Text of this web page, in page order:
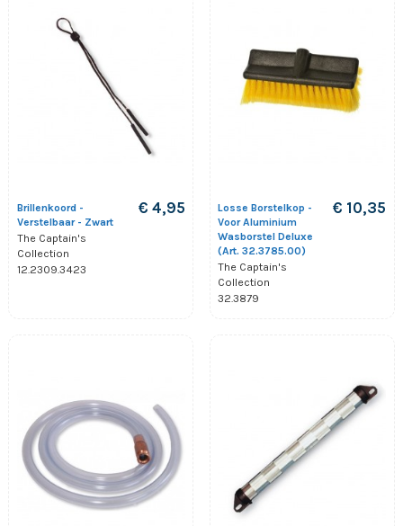
Brillenkoord -
Verstelbaar - Zwart
The Captain's
Collection
12.2309.3423
€ 4,95
Losse Borstelkop -
Voor Aluminium
Wasborstel Deluxe
(Art. 32.3785.00)
The Captain's
Collection
32.3879
€ 10,35